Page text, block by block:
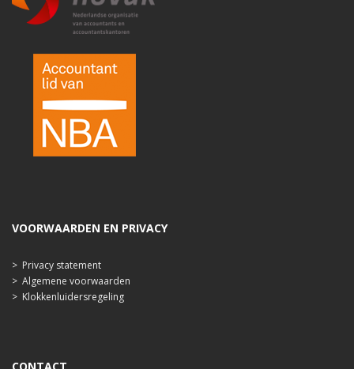
VOORWAARDEN EN PRIVACY
> Privacy statement
> Algemene voorwaarden
> Klokkenluidersregeling